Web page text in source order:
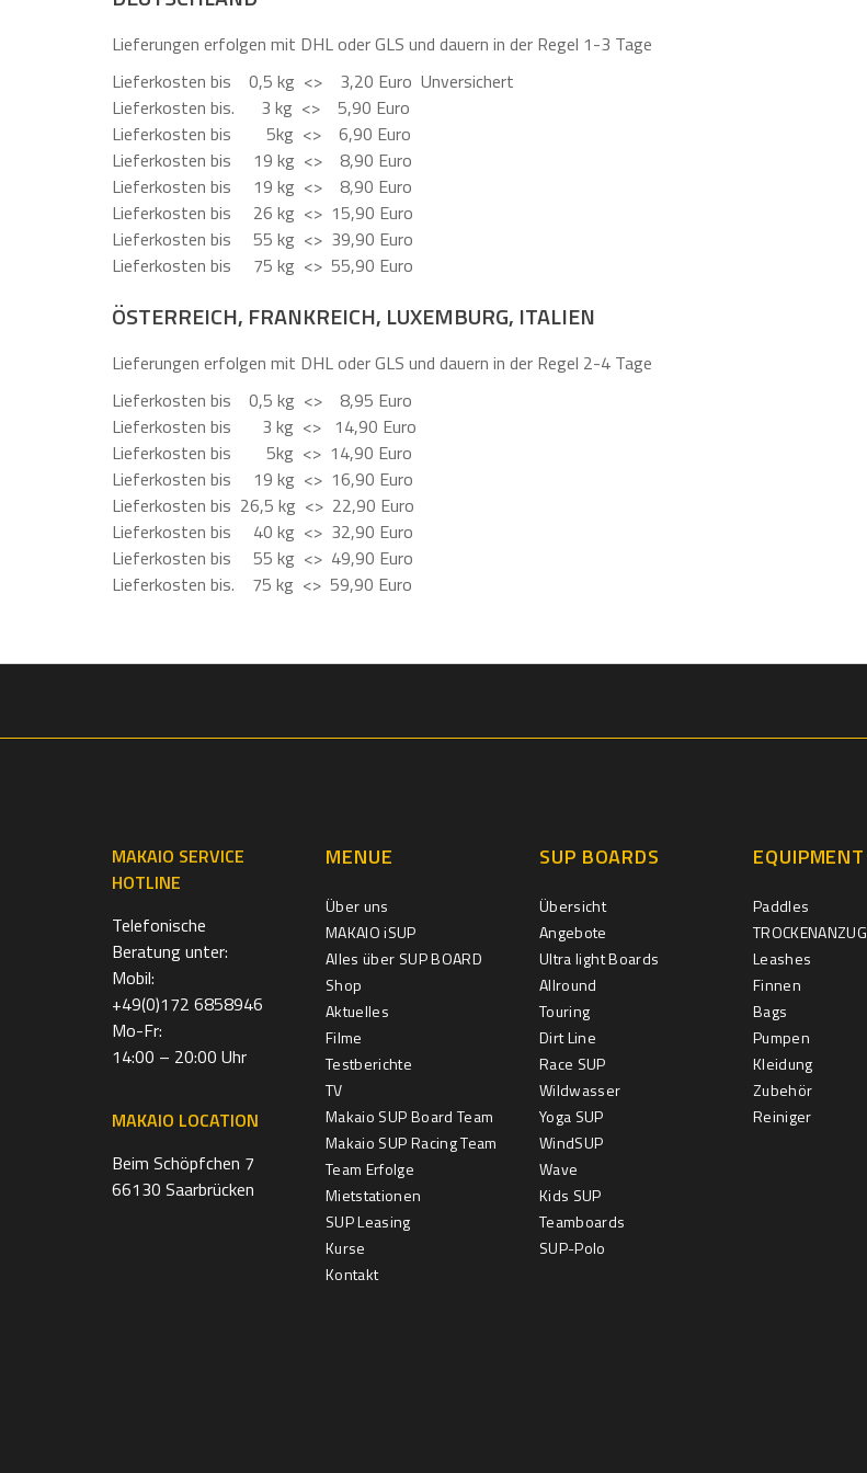
Lieferungen erfolgen mit DHL oder GLS und dauern in der Regel 1-3 Tage
Lieferkosten bis 0,5 kg <> 3,20 Euro Unversichert
Lieferkosten bis. 3 kg <> 5,90 Euro
Lieferkosten bis 5kg <> 6,90 Euro
Lieferkosten bis 19 kg <> 8,90 Euro
Lieferkosten bis 19 kg <> 8,90 Euro
Lieferkosten bis 26 kg <> 15,90 Euro
Lieferkosten bis 55 kg <> 39,90 Euro
Lieferkosten bis 75 kg <> 55,90 Euro
ÖSTERREICH, FRANKREICH, LUXEMBURG, ITALIEN
Lieferungen erfolgen mit DHL oder GLS und dauern in der Regel 2-4 Tage
Lieferkosten bis 0,5 kg <> 8,95 Euro
Lieferkosten bis 3 kg <> 14,90 Euro
Lieferkosten bis 5kg <> 14,90 Euro
Lieferkosten bis 19 kg <> 16,90 Euro
Lieferkosten bis 26,5 kg <> 22,90 Euro
Lieferkosten bis 40 kg <> 32,90 Euro
Lieferkosten bis 55 kg <> 49,90 Euro
Lieferkosten bis. 75 kg <> 59,90 Euro
MAKAIO SERVICE
HOTLINE
Telefonische
Beratung unter:
Mobil:
+49(0)172 6858946
Mo-Fr:
14:00 – 20:00 Uhr
MAKAIO LOCATION
Beim Schöpfchen 7
66130 Saarbrücken
MENUE
Über uns
MAKAIO iSUP
Alles über SUP BOARD
Shop
Aktuelles
Filme
Testberichte
TV
Makaio SUP Board Team
Makaio SUP Racing Team
Team Erfolge
Mietstationen
SUP Leasing
Kurse
Kontakt
SUP BOARDS
Übersicht
Angebote
Ultra light Boards
Allround
Touring
Dirt Line
Race SUP
Wildwasser
Yoga SUP
WindSUP
Wave
Kids SUP
Teamboards
SUP-Polo
EQUIPMENT
Paddles
TROCKENANZUG
Leashes
Finnen
Bags
Pumpen
Kleidung
Zubehör
Reiniger